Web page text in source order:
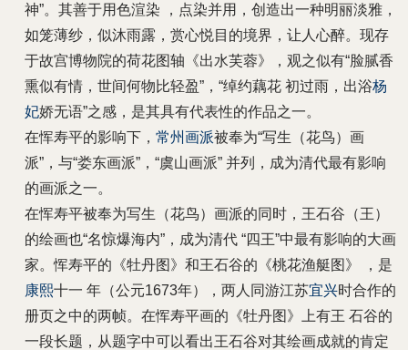
神”。其善于用色渲染 ，点染并用，创造出一种明丽淡雅，
如笼薄纱，似沐雨露，赏心悦目的境界，让人心醉。现存
于故宫博物院的荷花图轴《出水芙蓉》，观之似有“脸腻香
熏似有情，世间何物比轻盈”，“绰约藕花 初过雨，出浴杨
妃娇无语”之感，是其具有代表性的作品之一。
在恽寿平的影响下， 常州画派被奉为“写生（花鸟）画
派”，与“娄东画派”，“虞山画派” 并列，成为清代最有影响
的画派之一。
在恽寿平被奉为写生（花鸟）画派的同时，王石谷（王）
的绘画也“名惊爆海内”，成为清代 “四王”中最有影响的大画
家。恽寿平的《牡丹图》和王石谷的《桃花渔艇图》 ，是
康熙十一 年（公元1673年），两人同游江苏宜兴时合作的
册页之中的两帧。在恽寿平画的《牡丹图》上有王 石谷的
一段长题，从题字中可以看出王石谷对其绘画成就的肯定